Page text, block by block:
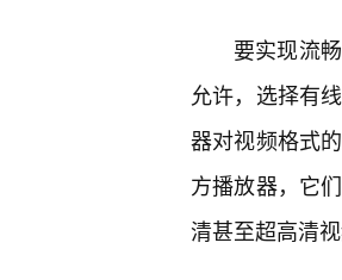
要实现流
允许，选择有
器对视频格式
方播放器，它
清甚至超高清视